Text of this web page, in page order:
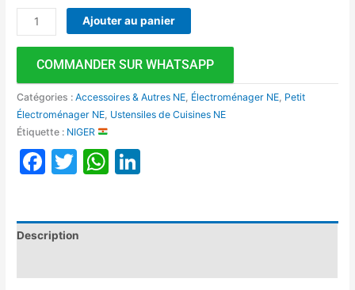
Ajouter au panier
COMMANDER SUR WHATSAPP
Catégories :Accessoires & Autres NE Électroménager NE Petit
Électroménager NE Ustensiles de Cuisines NE
Étiquette : NIGER
Facebook
TwitterWhatsApp
Description